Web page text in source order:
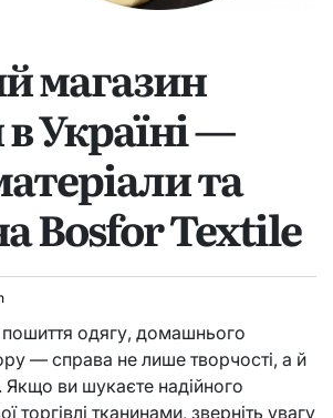
магазин
Україні —
та
Bosfor Textile
пошиття одягу, домашнього
— справа не лише творчості, а й
Якщо ви шукаєте надійного
торгівлі тканинами, зверніть увагу